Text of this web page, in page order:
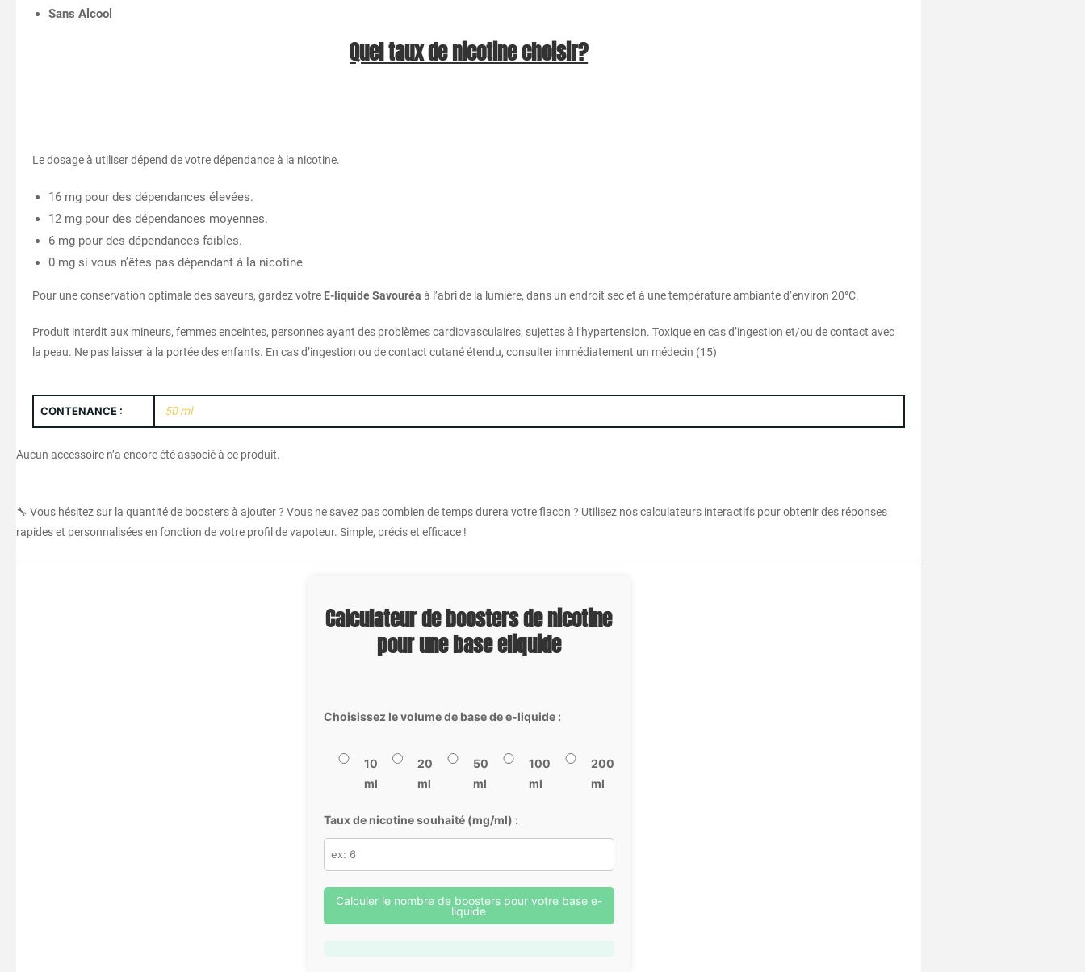
Sans Alcool
Quel taux de nicotine choisir?
Le dosage à utiliser dépend de votre dépendance à la nicotine.
16 mg pour des dépendances élevées.
12 mg pour des dépendances moyennes.
6 mg pour des dépendances faibles.
0 mg si vous n’êtes pas dépendant à la nicotine
Pour une conservation optimale des saveurs, gardez votre E-liquideSavouréa à l’abri de la lumière, dans un endroit sec et à une température ambiante d’environ 20°C.
Produit interdit aux mineurs, femmes enceintes, personnes ayant des problèmes cardiovasculaires, sujettes à l’hypertension. Toxique en cas d’ingestion et/ou de contact avec
la peau. Ne pas laisser à la portée des enfants. En cas d’ingestion ou de contact cutané étendu, consulter immédiatement un médecin (15)
CONTENANCE : 50 ml
Aucun accessoire n’a encore été associé à ce produit.
🔧 Vous hésitez sur la quantité de boosters à ajouter ? Vous ne savez pas combien de temps durera votre flacon ? Utilisez nos calculateurs interactifs pour obtenir des réponses
rapides et personnalisées en fonction de votre profil de vapoteur. Simple, précis et efficace !
Calculateur de boosters de nicotine
pour une base eliquide
Choisissez le volume de base de e-liquide :
10
ml
20
ml
50
ml
100
ml
200
ml
Taux de nicotine souhaité (mg/ml) :
Calculer le nombre de boosters pour votre base e-
liquide